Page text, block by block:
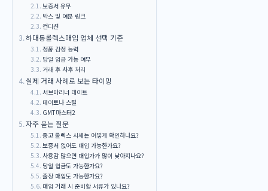
보증서 유무
박스 및 여분 링크
컨디션
하대동롤렉스매입 업체 선택 기준
정품 감정 능력
당일 입금 가능 여부
거래 후 사후 처리
실제 거래 사례로 보는 타이밍
서브마리너 데이트
데이토나 스틸
GMT마스터2
자주 묻는 질문
중고 롤렉스 시세는 어떻게 확인하나요?
보증서 없어도 매입 가능한가요?
사용감 많으면 매입가가 많이 낮아지나요?
당일 입금도 가능한가요?
출장 매입도 가능한가요?
매입 거래 시 준비할 서류가 있나요?